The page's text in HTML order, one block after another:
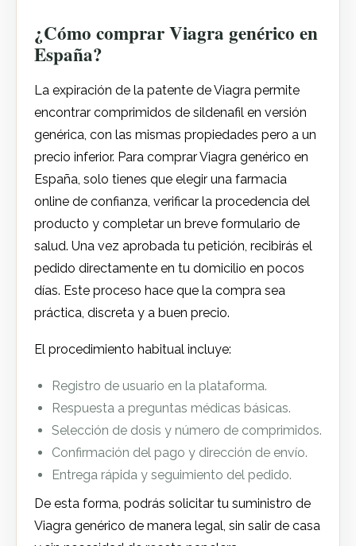
¿Cómo comprar Viagra genérico en
España?
La expiración de la patente de Viagra permite
encontrar comprimidos de sildenafil en versión
genérica, con las mismas propiedades pero a un
precio inferior. Para comprar Viagra genérico en
España, solo tienes que elegir una farmacia
online de confianza, verificar la procedencia del
producto y completar un breve formulario de
salud. Una vez aprobada tu petición, recibirás el
pedido directamente en tu domicilio en pocos
días. Este proceso hace que la compra sea
práctica, discreta y a buen precio.
El procedimiento habitual incluye:
Registro de usuario en la plataforma.
Respuesta a preguntas médicas básicas.
Selección de dosis y número de comprimidos.
Confirmación del pago y dirección de envío.
Entrega rápida y seguimiento del pedido.
De esta forma, podrás solicitar tu suministro de
Viagra genérico de manera legal, sin salir de casa